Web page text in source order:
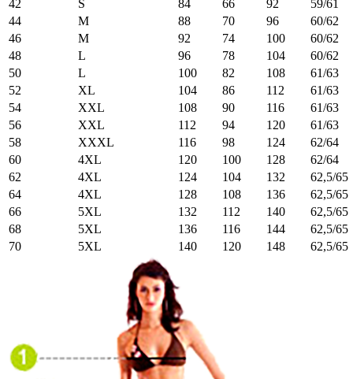
42
S 84 66 92
59/61
44
M 88 70 96
60/62
46
M 92 74 100
60/62
48
L 96 78 104
60/62
50
L 100 82 108
61/63
52
XL 104 86 112
61/63
54
XXL 108 90 116
61/63
56
XXL 112 94 120
61/63
58
XXXL 116 98 124
62/64
60
4XL 120 100 128
62/64
62
4XL 124 104 132
62,5/65
64
4XL 128 108 136
62,5/65
66
5XL 132 112 140
62,5/65
68
5XL 136 116 144
62,5/65
70
5XL 140 120 148 62,5/65